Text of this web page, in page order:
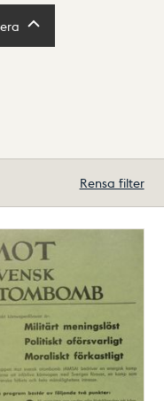
Rensa filter